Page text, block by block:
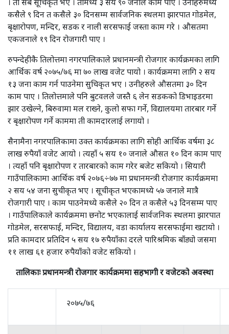
कसैले ९ दिन त कसैले ३० दिनसम्म सार्वजनिक स्थलमा झारपात गोडमेल,
बृक्षारोपण, मन्दिर, सडक र नाली सरसफाई जस्ता काम गरे । औसतमा
एकजनाले १९ दिन रोजगारी पाए ।
रुपन्देहीकै तिलोत्तमा नगरपालिकाले प्रधानमन्त्री रोजगार कार्यक्रमका लागि
आर्थिक वर्ष २०७५/७६ मा ७० लाख वजेट पायो । कार्यक्रममा लागि २ सय
१३ जना काम गर्न पाउनेमा सुचिकृत भए । उनीहरुले औसतमा ३० दिन
काम पाए । तिलोत्तमाले पनि बुटवलले जस्तै ६ लेन सडकको डिभाइडरमा
झार उखेल्ने, बिरुवामा मल राख्ने, कुलो सफा गर्ने, विद्यालयमा तारबार गर्ने
र बृक्षारोपण गर्ने काममा ती कामदारलाई लगायो ।
सैनामैना नगरपालिकामा उक्त कार्यक्रमका लागि सोही आर्थिक वर्षमा ३८
लाख रुपैयाँ वजेट आयो । त्यहाँ ५ सय १० जनाले औसत १० दिन काम पाए
। त्यहाँ पनि बृक्षारोपण र तारबारको काम गरेर बजेट सकियो । सियारी
गाउँपालिकामा आर्थिक वर्ष २०७६÷७७ मा प्रधानमन्त्री रोजगार कार्यक्रममा
२ सय ५४ जना सुचीकृत भए । सूचीकृत भएकामध्ये ५७ जनाले मात्रै
रोजगारी पाए । काम पाउनेमध्ये कसैले २० दिन त कसैले ५३ दिनसम्म पाए
। गाउँपालिकाले कार्यक्रममा छनोट भएकालाई सार्वजनिक स्थलमा झारपात
गोडमेल, सरसफाई, मन्दिर, विद्यालय, वडा कार्यालय सरसफाईमा खटायो ।
प्रति कामदार प्रतिदिन ५ सय १७ रुपैयाँका दरले पारिश्रमिक बाँड्यो जसमा
११ लाख ६१ हजार रुपैयाँको वजेट सकियो ।
तालिकाः प्रधानमन्त्री रोजगार कार्यक्रममा सहभागी र वजेटको अवस्था
२०७५/७६